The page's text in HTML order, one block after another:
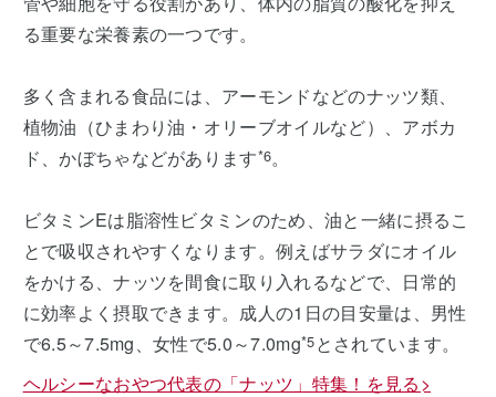
る重要な栄養素の一つです。
多く含まれる食品には、アーモンドなどのナッツ類、
植物油（ひまわり油・オリーブオイルなど）、アボカ
ド、かぼちゃなどがあります*6。
ビタミンEは脂溶性ビタミンのため、油と一緒に摂るこ
とで吸収されやすくなります。例えばサラダにオイル
をかける、ナッツを間食に取り入れるなどで、日常的
に効率よく摂取できます。成人の1日の目安量は、男性
で6.5～7.5mg、女性で5.0～7.0mg*5とされています。
ヘルシーなおやつ代表の「ナッツ」特集！を見る>